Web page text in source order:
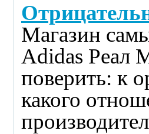
Магазин
Adidas Реал
поверить: к
какого